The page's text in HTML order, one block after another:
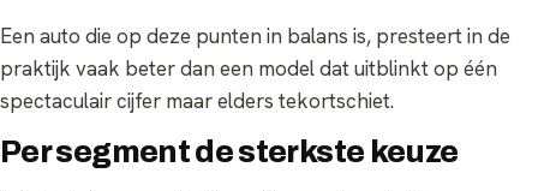
Een auto die op deze punten in balans is, presteert in de
praktijk vaak beter dan een model dat uitblinkt op één
spectaculair cijfer maar elders tekortschiet.
Per segment de sterkste keuze